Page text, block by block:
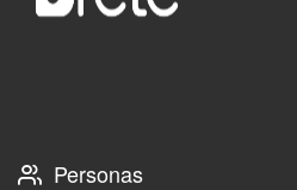
Personas